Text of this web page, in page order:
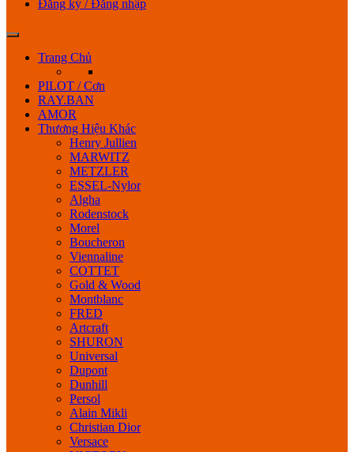
Đăng ký / Đăng nhập
Trang Chủ
PILOT / Cơn
RAY.BAN
AMOR
Thương Hiệu Khác
Henry Jullien
MARWITZ
METZLER
ESSEL-Nylor
Algha
Rodenstock
Morel
Boucheron
Viennaline
COTTET
Gold & Wood
Montblanc
FRED
Artcraft
SHURON
Universal
Dupont
Dunhill
Persol
Alain Mikli
Christian Dior
Versace